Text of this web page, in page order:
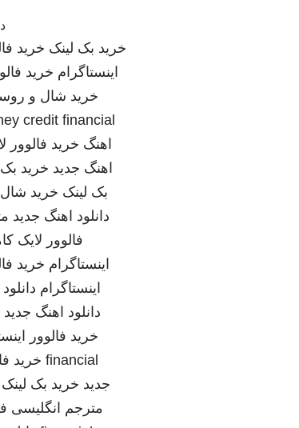
خرید بک لینک خرید
اینستاگرام خرید
خرید شال و
credit financial
اهنگ خرید فالوور
اهنگ جدید خرید
بک لینک خرید
دانلود اهنگ جدید
فالوور لایک
اینستاگرام خرید
اینستاگرام
دانلود اهنگ جدید
خرید فالوور
financial خرید
جدید خرید بک لینک
مترجم انگلیسی